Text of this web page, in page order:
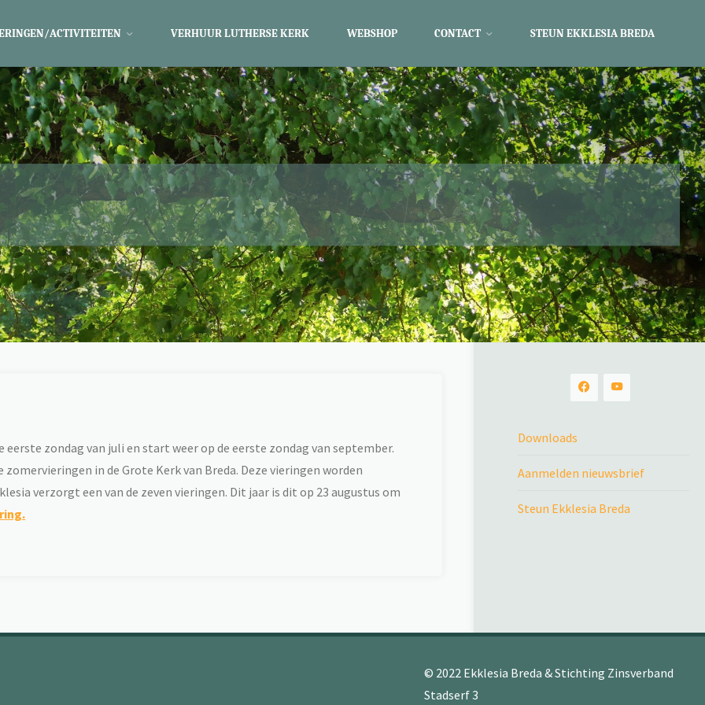
ACTIVITEITEN VERHUUR LUTHERSE KERK WEBSHOP CONTACT STEUN EKKLESIA BREDA
zondag van juli en start weer op de eerste zondag van september.
in de Grote Kerk van Breda. Deze vieringen worden
verzorgt een van de zeven vieringen. Dit jaar is dit op 23 augustus om
Downloads
Aanmelden nieuwsbrief
Steun Ekklesia Breda
© 2022 Ekklesia Breda & Stichting Zinsverband
Stadserf 3